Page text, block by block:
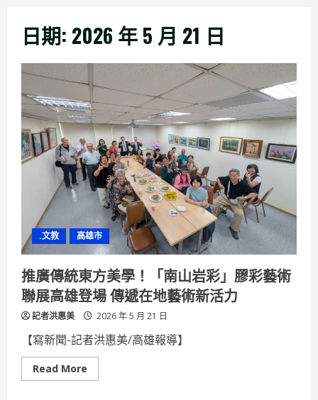
日期: 2026 年 5 月 21 日
.文教 高雄市
推廣傳統東方美學！「南山岩彩」膠彩藝術
聯展高雄登場 傳遞在地藝術新活力 ​
記者洪惠美 2026 年 5 月 21 日
【寫新聞-記者洪惠美/高雄報導】 ​
Read More
more